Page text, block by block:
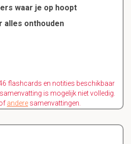
waar je op hoopt
alles onthouden
flashcards en notities beschikbaar
is mogelijk niet volledig.
andere samenvattingen.